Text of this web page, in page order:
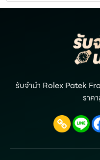
รับจำนำ Rolex Patek
ราค